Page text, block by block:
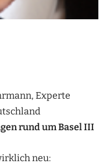
Experte
rund um Basel III
neu: